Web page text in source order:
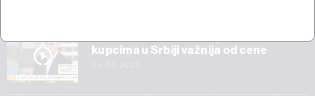
kupcima u Srbiji važnija od cene